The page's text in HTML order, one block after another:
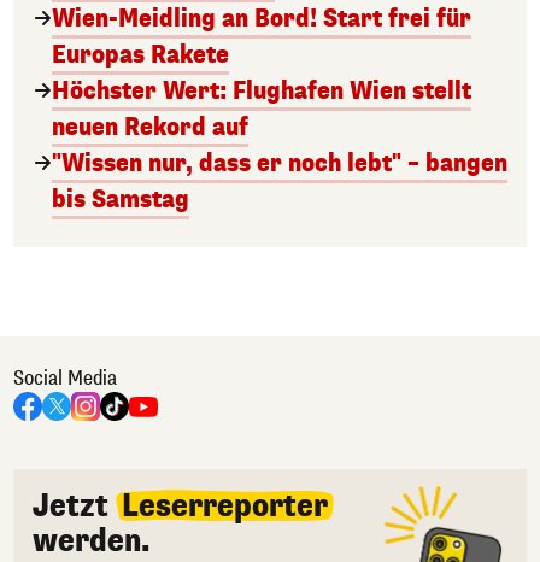
Wien-Meidling an Bord! Start frei für
Europas Rakete
Höchster Wert: Flughafen Wien stellt
neuen Rekord auf
"Wissen nur, dass er noch lebt" – bangen
bis Samstag
Social Media
Jetzt Leserreporter
werden.